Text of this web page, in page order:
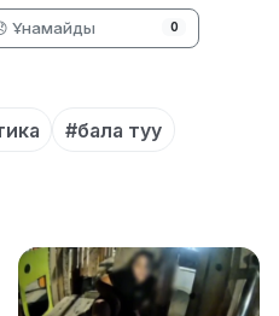
Ұнамайды 0
#бала туу